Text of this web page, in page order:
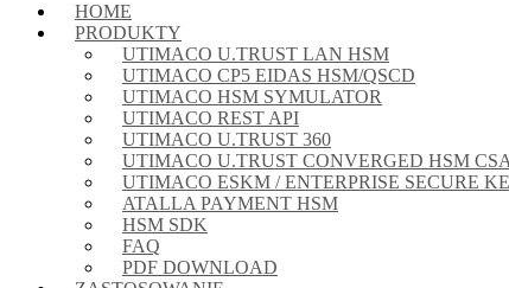
HOME
PRODUKTY
UTIMACO U.TRUST LAN HSM
UTIMACO CP5 EIDAS HSM/QSCD
UTIMACO HSM SYMULATOR
UTIMACO REST API
UTIMACO U.TRUST 360
UTIMACO U.TRUST CONVERGED HSM
UTIMACO ESKM / ENTERPRISE SECURE
ATALLA PAYMENT HSM
HSM SDK
FAQ
PDF DOWNLOAD